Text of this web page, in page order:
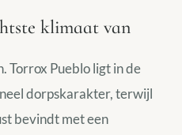
klimaat van
Torrox Pueblo ligt in de
dorpskarakter, terwijl
bevindt met een